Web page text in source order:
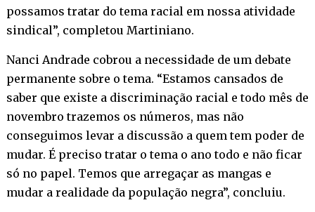
possamos tratar do tema racial em nossa atividade
sindical”, completou Martiniano.
Nanci Andrade cobrou a necessidade de um debate
permanente sobre o tema. “Estamos cansados de
saber que existe a discriminação racial e todo mês de
novembro trazemos os números, mas não
conseguimos levar a discussão a quem tem poder de
mudar. É preciso tratar o tema o ano todo e não ficar
só no papel. Temos que arregaçar as mangas e
mudar a realidade da população negra”, concluiu.